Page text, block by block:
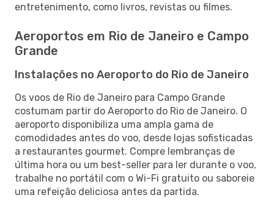
entretenimento, como livros, revistas ou filmes.
Aeroportos em Rio de Janeiro e Campo
Grande
Instalações no Aeroporto do Rio de Janeiro
Os voos de Rio de Janeiro para Campo Grande
costumam partir do Aeroporto do Rio de Janeiro. O
aeroporto disponibiliza uma ampla gama de
comodidades antes do voo, desde lojas sofisticadas
a restaurantes gourmet. Compre lembranças de
última hora ou um best-seller para ler durante o voo,
trabalhe no portátil com o Wi-Fi gratuito ou saboreie
uma refeição deliciosa antes da partida.